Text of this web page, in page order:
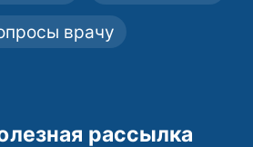
врачу
рассылка